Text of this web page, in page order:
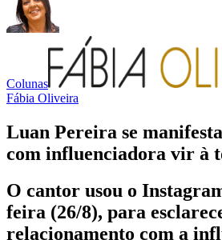
Colunas
Fábia Oliveira
Luan Pereira se
com influenciadora vir à
O cantor usou o
feira (26/8), para
relacionamento com a